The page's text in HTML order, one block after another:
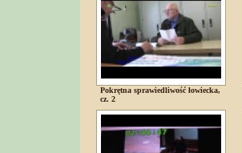
Pokrętna sprawiedliwość łowiecka,
cz. 2